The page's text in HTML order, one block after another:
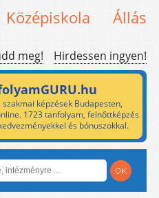
Középiskola Állás
meg! Hirdessen ingyen!
képzések Budapesten,
1723 tanfolyam, felnőttképzés
és bónuszokkal.